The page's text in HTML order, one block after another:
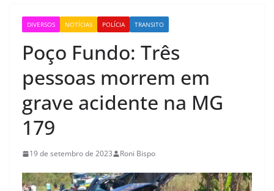
DIVERSOS NOTÍCIAS POLÍCIA TRANSITO
Poço Fundo: Três
pessoas morrem em
grave acidente na MG
179
19 de setembro de 2023 Roni Bispo